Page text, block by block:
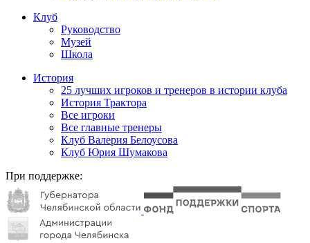
Клуб
Руководство
Музей
Школа
История
25 лучших игроков и тренеров в истории клуба
История Трактора
Все игроки
Все главные тренеры
Клуб Валерия Белоусова
Клуб Юрия Шумакова
При поддержке: